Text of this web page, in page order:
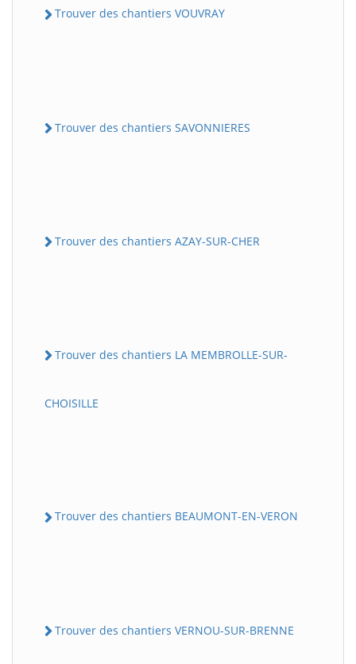
Trouver des chantiers VOUVRAY
Trouver des chantiers SAVONNIERES
Trouver des chantiers AZAY-SUR-CHER
Trouver des chantiers LA MEMBROLLE-SUR-
CHOISILLE
Trouver des chantiers BEAUMONT-EN-VERON
Trouver des chantiers VERNOU-SUR-BRENNE